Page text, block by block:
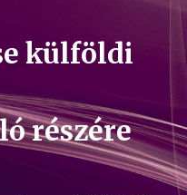
külföldi
részére